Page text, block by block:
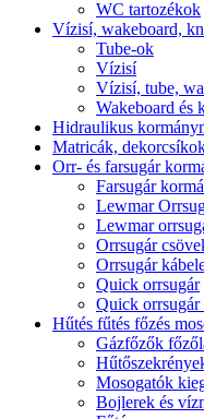
WC tartozékok
Vízisí, wakeboard,
Tube-ok
Vízisí
Vízisí, tube,
Wakeboard és
Hidraulikus
Matricák,
Orr- és farsugár
Farsugár
Lewmar
Lewmar
Orrsugár
Orrsugár
Quick orrsugár
Quick
Hűtés fűtés főzés
Gázfőzők
Mosogatók
Bojlerek és